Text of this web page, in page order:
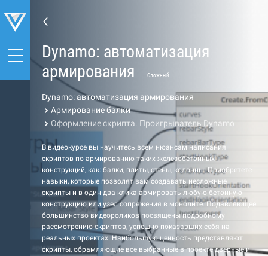
Dynamo: автоматизация
армирования
Сложный
Dynamo: автоматизация армирования
Армирование балки
Оформление скрипта. Проигрыватель Dynamo
В видеокурсе вы научитесь всем нюансам написания
скриптов по армированию таких железобетонных
конструкций, как: балки, плиты, стены, колонны. Приобретете
навыки, которые позволят вам создавать несложные
скрипты и в один-два клика армировать любую бетонную
конструкцию или узел сопряжения в монолите. Подавляющее
большинство видеороликов посвящены подробному
рассмотрению скриптов, успешно показавших себя на
реальных проектах. Наибольшую ценность представляют
скрипты, обрамляющие все выбранные в проекте дверные и